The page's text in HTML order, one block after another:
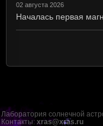
02 августа 2026
Началась первая
Лаборатория солнечной
Контакты: xras@xras.ru